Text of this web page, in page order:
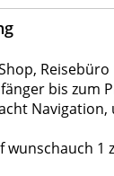
Reisebüro
bis zum
Navigation,
wunschauch 1